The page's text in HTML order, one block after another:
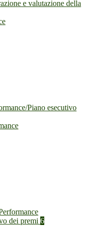
e valutazione della
Piano esecutivo
dei premi 6